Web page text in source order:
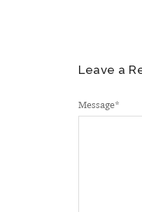
Leave a
Message*